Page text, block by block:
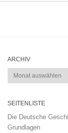
ARCHIV
Archiv
SEITENLISTE
Die Deutsche
Grundlagen